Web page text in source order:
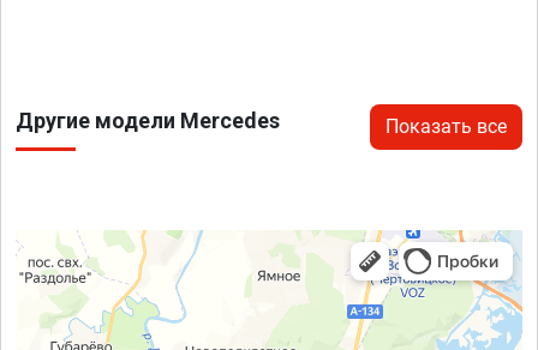
Другие модели Mercedes Показать все